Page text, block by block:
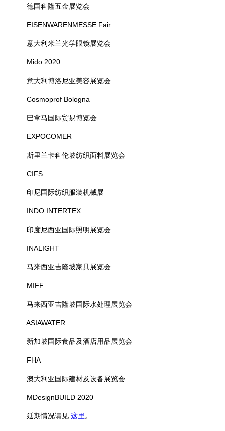
德国科隆五金展览会
EISENWARENMESSE Fair
意大利米兰光学眼镜展览会
Mido 2020
意大利博洛尼亚美容展览会
Cosmoprof Bologna
巴拿马国际贸易博览会
EXPOCOMER
斯里兰卡科伦坡纺织面料展览会
CIFS
印尼国际纺织服装机械展
INDO INTERTEX
印度尼西亚国际照明展览会
INALIGHT
马来西亚吉隆坡家具展览会
MIFF
马来西亚吉隆坡国际水处理展览会
ASIAWATER
新加坡国际食品及酒店用品展览会
FHA
澳大利亚国际建材及设备展览会
MDesignBUILD 2020
延期情况请见 这里 。